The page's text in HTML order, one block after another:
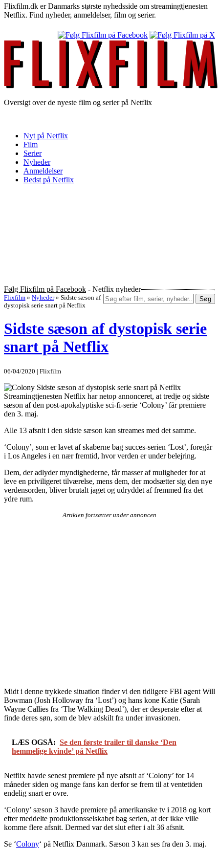
Flixfilm.dk er Danmarks største nyhedsside om streamingtjenesten
Netflix. Find nyheder, anmeldelser, film og serier.
Oversigt over de nyeste film og serier på Netflix
Nyt på Netflix
Film
Serier
Nyheder
Anmeldelser
Bedst på Netflix
Følg Flixfilm på Facebook - Netflix nyheder
Søg
Flixfilm » Nyheder » Sidste sæson af
dystopisk serie snart på Netflix
Sidste sæson af dystopisk serie
snart på Netflix
06/04/2020 | Flixfilm
Streamingtjenesten Netflix har netop annonceret, at tredje og sidste
sæson af den post-apokalyptiske sci-fi-serie ‘Colony’ får premiere
den 3. maj.
Alle 13 afsnit i den sidste sæson kan streames med det samme.
‘Colony’, som er lavet af skaberne bag succes-serien ‘Lost’, foregår
i Los Angeles i en nær fremtid, hvor verden er under belejring.
Dem, der adlyder myndighederne, får masser af muligheder for at
leve en priviligeret tilværelse, mens dem, der modsætter sig den nye
verdensorden, bliver brutalt jaget og udryddet af fremmed fra det
ydre rum.
Artiklen fortsætter under annoncen
Midt i denne trykkede situation finder vi den tidligere FBI agent Will
Bowman (Josh Holloway fra ‘Lost’) og hans kone Katie (Sarah
Wayne Callies fra ‘The Walking Dead’), der er desperate efter at
finde deres søn, som de blev adskilt fra under invasionen.
LÆS OGSÅ: Se den første trailer til danske ‘Den
hemmelige kvinde’ på Netflix
Netflix havde senest premiere på nye afsnit af ‘Colony’ for 14
måneder siden og mange fans kan derfor se frem til at ventetiden
endelig snart er ovre.
‘Colony’ sæson 3 havde premiere på amerikanske tv i 2018 og kort
efter meddelte produktionsselskabet bag serien, at der ikke ville
komme flere afsnit. Dermed var det slut efter i alt 36 afsnit.
Se ‘Colony‘ på Netflix Danmark. Sæson 3 kan ses fra den 3. maj.